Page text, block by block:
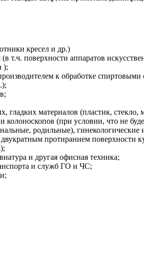
кресел и др.)
т.ч. поверхности аппаратов
);
к обработке спиртовыми
материалов (пластик, стекло,
(при условии, что не
родильные),
протиранием поверхности
и другая офисная техника;
и служб ГО и ЧС;